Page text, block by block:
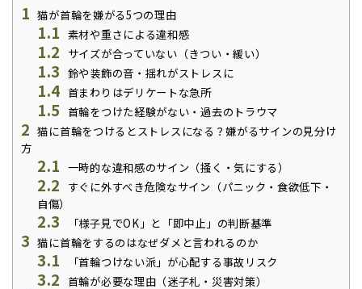
1 猫が首輪を嫌がる5つの理由
1.1 素材や重さによる違和感
1.2 サイズが合っていない（きつい・緩い）
1.3 鈴や装飾の音・揺れがストレスに
1.4 首まわりはデリケートな急所
1.5 首輪をつけた経験がない・過去のトラウマ
2 猫に首輪をつけるとストレスになる？嫌がるサインの見分け
方
2.1 一時的な違和感のサイン（掻く・気にする）
2.2
すぐに外すべき危険なサイン（パニック・食欲低下・
自傷）
2.3 「様子見でOK」と「即中止」の判断基準
3 猫に首輪をするのはなぜダメと言われるのか
3.1 「首輪つけない派」が心配する事故リスク
3.2 首輪が必要な理由（迷子札・災害対策）